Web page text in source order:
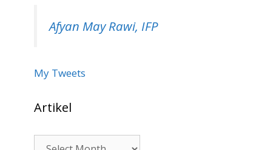
Afyan May Rawi, IFP
My Tweets
Artikel
Artikel